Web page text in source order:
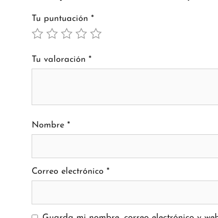
Tu puntuación *
Tu valoración *
Nombre *
Correo electrónico *